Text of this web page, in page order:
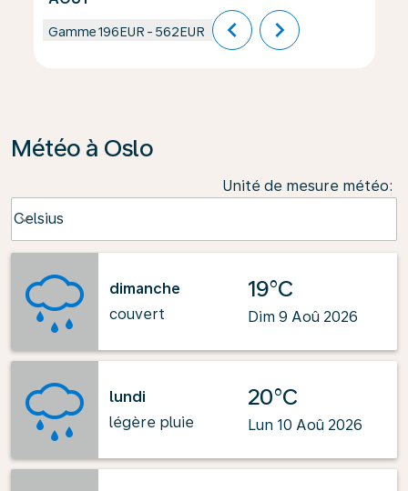
Gamme196EUR - 562EUR chevron_left chevron_right
Météo à Oslo
Unité de mesure météo:
Celsius
keyboard_arrow_down
dimanche
couvert
19°C
Dim 9 Aoû 2026
lundi
légère pluie
20°C
Lun 10 Aoû 2026